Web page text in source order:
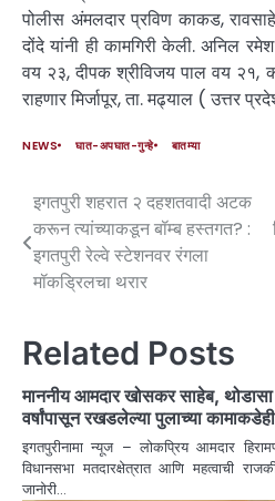
पोलीस अंमलदार प्रविण काकड,
दोंदे यांनी ही कामगिरी केली. अनिल
वय २३, दीपक श्रीविजय पाल वय २१,
राहणार मिर्जापूर, ता. मढ्याल ( उत्तर
NEWS घात-अपघात-गुन्हे बातम्या
इगतपुरी शहरात २ दहशतवादी अटक
करून त्यांच्याकडून बॉम्ब हस्तगत? :
इगतपुरी रेल्वे स्टेशनवर रंगला
मॉकड्रिलचा थरार
Related Posts
माननीय आमदार खोसकर साहेब,
वर्षांपासून रखडलेल्या पुलाच्या कामाकडेही
इगतपुरीनामा न्यूज – लोकप्रिय आमदार
विधानसभा मतदारक्षेत्रात आणि महत्वाची
जानोरी…